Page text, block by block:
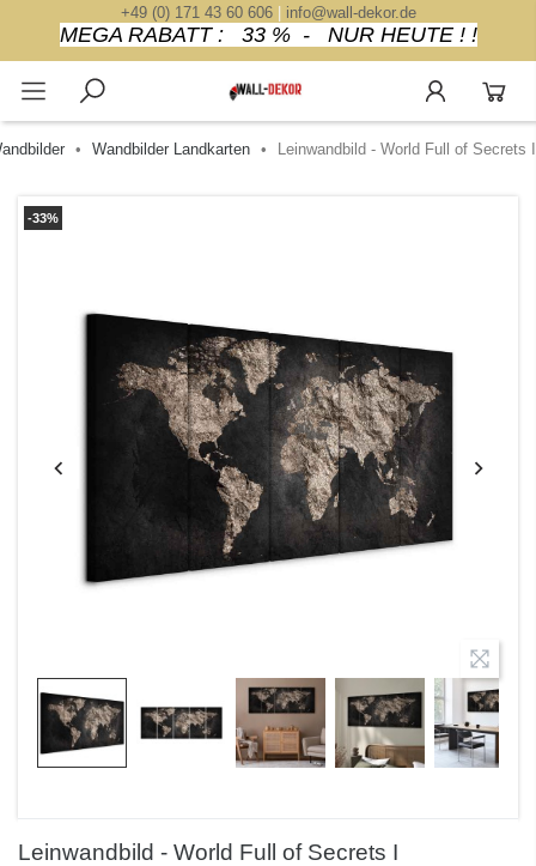
+49 (0) 171 43 60 606| info@wall-dekor.de
MEGA RABATT : 33 % - NUR HEUTE ! !
Wandbilder Landkarten Leinwandbild - World Full of Secrets I
-33%
Leinwandbild - World Full of Secrets I